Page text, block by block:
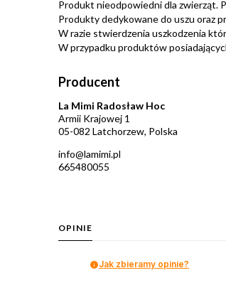
Produkt nieodpowiedni dla zwierząt.
Produkty dedykowane do uszu oraz
W razie stwierdzenia uszkodzenia
W przypadku produktów
Producent
La Mimi Radosław Hoc
Armii Krajowej 1
05-082 Latchorzew, Polska
info@lamimi.pl
665480055
OPINIE
Jak zbieramy opinie?